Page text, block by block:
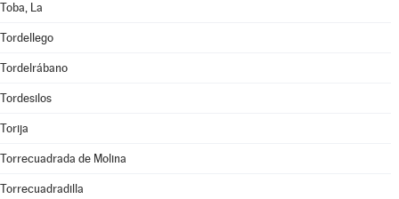
Toba, La
Tordellego
Tordelrábano
Tordesilos
Torija
Torrecuadrada de Molina
Torrecuadradilla